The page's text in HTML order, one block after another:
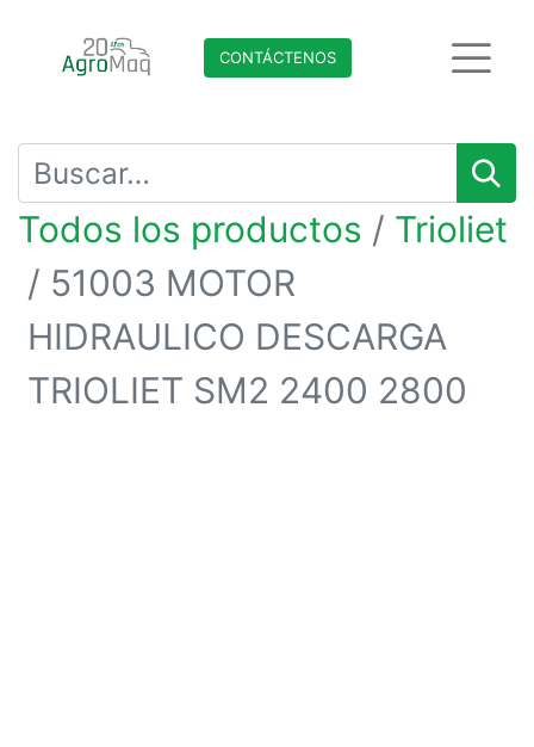
CONTÁCTENO​​​​S
Todos los productos
Trioliet
51003 MOTOR
HIDRAULICO DESCARGA
TRIOLIET SM2 2400 2800